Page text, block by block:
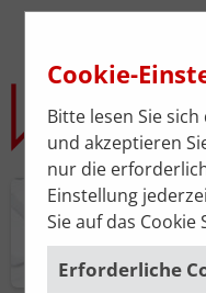
Cookie-
Bitte lesen Sie
und akzeptieren
nur die
Einstellung
Sie auf das
Erforderliche